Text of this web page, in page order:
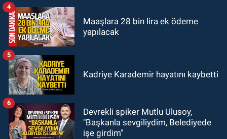
Maaşlara 28 bin lira ek ödeme
yapılacak
4
Kadriye Karademir hayatını kaybetti
5
Devrekli spiker Mutlu Ulusoy,
"Başkanla sevgiliydim, Belediyede
işe girdim"
6